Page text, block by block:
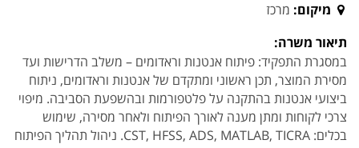
מיקום: מרכז
תיאור משרה:
במסגרת התפקיד: פיתוח אנטנות וראדומים – משלב הדרישות ועד
מסירת המוצר, תכן ראשוני ומתקדם של אנטנות וראדומים, ניתוח
ביצועי אנטנות בהתקנה על פלטפורמות ובהשפעת הסביבה. מיפוי
צרכי לקוחות ומתן מענה לאורך הפיתוח ולאחר מסירה, שימוש
בכלים: CST, HFSS, ADS, MATLAB, TICRA. ניהול תהליך הפיתוח